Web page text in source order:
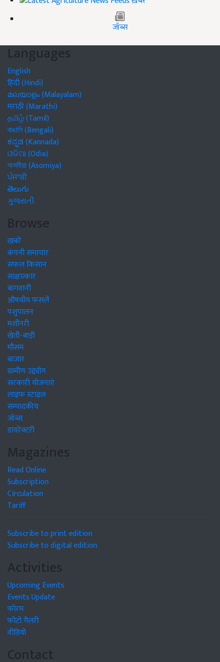
जॉब्स
Languages
English
हिंदी (Hindi)
മലയാളം (Malayalam)
मराठी (Marathi)
தமிழ் (Tamil)
বাঙালি (Bengali)
ಕನ್ನಡ (Kannada)
ଓଡିଆ (Odia)
অসমীয়া (Asomiya)
ਪੰਜਾਬੀ
తెలుగు
ગુજરાતી
Browse
खबरें
कंपनी समाचार
सफल किसान
साक्षात्कार
बागवानी
औषधीय फसलें
पशुपालन
मशीनरी
खेती-बाड़ी
मौसम
बाजार
ग्रामीण उद्द्योग
सरकारी योजनाएं
लाइफ स्टाइल
सम्पादकीय
जॉब्स
डायरेक्टरी
Magazines
Read Online
Subscription
Circulation
Tariff
Subscribe to print edition
Subscribe to digital edition
Activities
Upcoming Events
Events Update
फोरम
फोटो गैलरी
वीडियो
Contact